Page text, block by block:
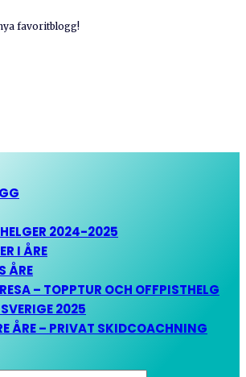
favoritblogg!
2024-2025
I ÅRE
ÅRE
– TOPPTUR OCH OFFPISTHELG
2025
ÅRE – PRIVAT SKIDCOACHNING